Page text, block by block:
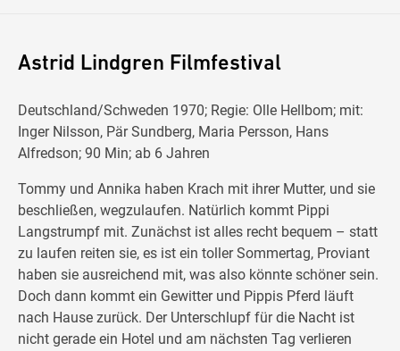
Astrid Lindgren Filmfestival
Deutschland/Schweden 1970; Regie: Olle Hellbom; mit:
Inger Nilsson, Pär Sundberg, Maria Persson, Hans
Alfredson; 90 Min; ab 6 Jahren
Tommy und Annika haben Krach mit ihrer Mutter, und sie
beschließen, wegzulaufen. Natürlich kommt Pippi
Langstrumpf mit. Zunächst ist alles recht bequem – statt
zu laufen reiten sie, es ist ein toller Sommertag, Proviant
haben sie ausreichend mit, was also könnte schöner sein.
Doch dann kommt ein Gewitter und Pippis Pferd läuft
nach Hause zurück. Der Unterschlupf für die Nacht ist
nicht gerade ein Hotel und am nächsten Tag verlieren